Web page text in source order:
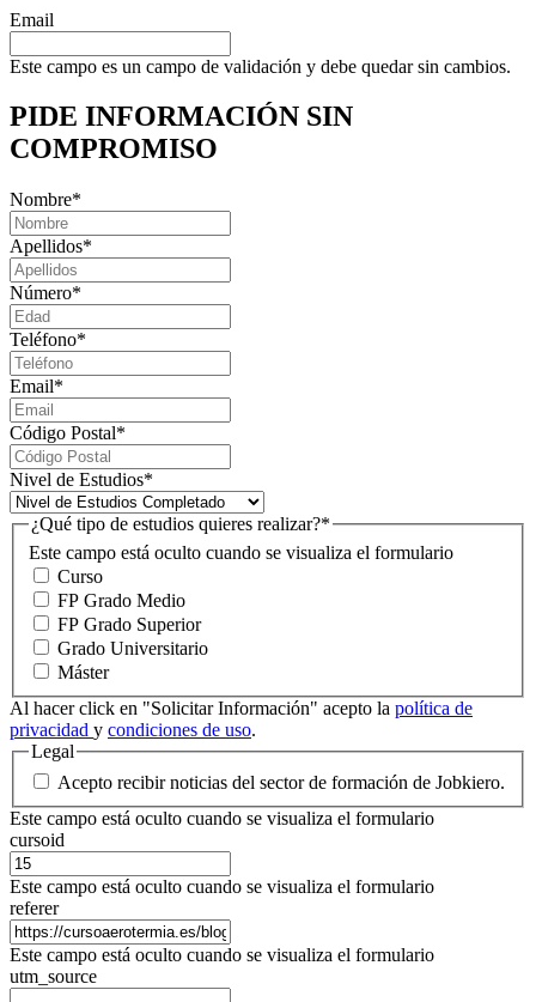
Email
Este campo es un campo de validación y debe quedar sin cambios.
PIDE INFORMACIÓN SIN
COMPROMISO
Nombre*
Apellidos*
Número*
Teléfono*
Email*
Código Postal*
Nivel de Estudios*
Este campo está oculto cuando se visualiza el formulario
¿Qué tipo de estudios quieres realizar?*
Curso
FP Grado Medio
FP Grado Superior
Grado Universitario
Máster
Al hacer click en "Solicitar Información" acepto la política de
privacidad y condiciones de uso.
Legal
Acepto recibir noticias del sector de formación de Jobkiero.
Este campo está oculto cuando se visualiza el formulario
cursoid
Este campo está oculto cuando se visualiza el formulario
referer
Este campo está oculto cuando se visualiza el formulario
utm_source